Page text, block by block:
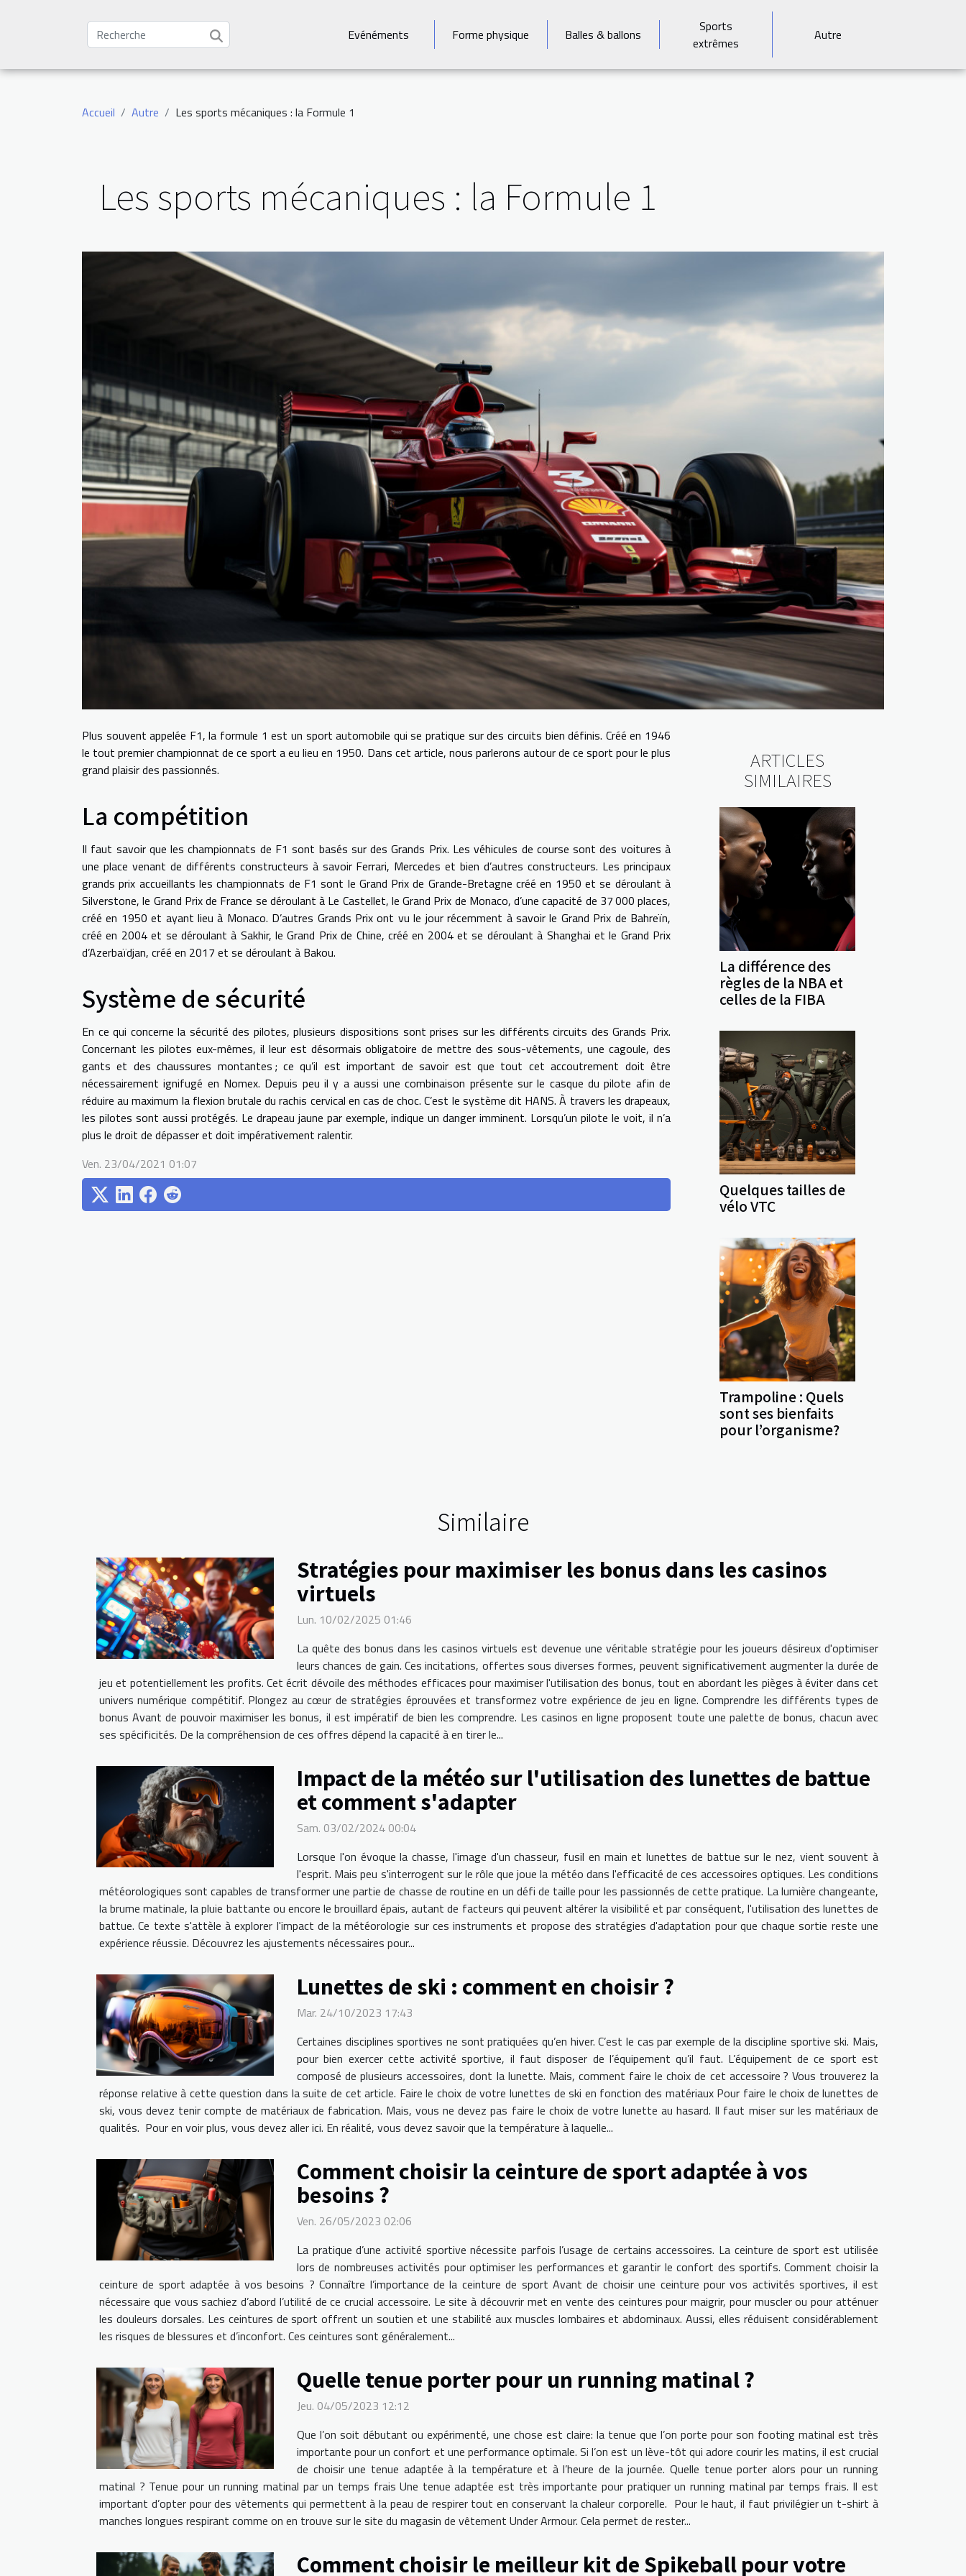
Evénéments Forme physique Balles & ballons
Sports
extrêmes
Autre
Accueil Autre Les sports mécaniques : la Formule 1
Les sports mécaniques : la Formule 1
Plus souvent appelée F1, la formule 1 est un sport automobile qui se pratique sur des circuits bien définis. Créé en 1946
le tout premier championnat de ce sport a eu lieu en 1950. Dans cet article, nous parlerons autour de ce sport pour le plus
grand plaisir des passionnés.
La compétition
Il faut savoir que les championnats de F1 sont basés sur des Grands Prix. Les véhicules de course sont des voitures à
une place venant de différents constructeurs à savoir Ferrari, Mercedes et bien d’autres constructeurs. Les principaux
grands prix accueillants les championnats de F1 sont le Grand Prix de Grande-Bretagne créé en 1950 et se déroulant à
Silverstone, le Grand Prix de France se déroulant à Le Castellet, le Grand Prix de Monaco, d’une capacité de 37 000 places,
créé en 1950 et ayant lieu à Monaco. D’autres Grands Prix ont vu le jour récemment à savoir le Grand Prix de Bahreïn,
créé en 2004 et se déroulant à Sakhir, le Grand Prix de Chine, créé en 2004 et se déroulant à Shanghai et le Grand Prix
d’Azerbaïdjan, créé en 2017 et se déroulant à Bakou.
Système de sécurité
En ce qui concerne la sécurité des pilotes, plusieurs dispositions sont prises sur les différents circuits des Grands Prix.
Concernant les pilotes eux-mêmes, il leur est désormais obligatoire de mettre des sous-vêtements, une cagoule, des
gants et des chaussures montantes ; ce qu’il est important de savoir est que tout cet accoutrement doit être
nécessairement ignifugé en Nomex. Depuis peu il y a aussi une combinaison présente sur le casque du pilote afin de
réduire au maximum la flexion brutale du rachis cervical en cas de choc. C’est le système dit HANS. À travers les drapeaux,
les pilotes sont aussi protégés. Le drapeau jaune par exemple, indique un danger imminent. Lorsqu’un pilote le voit, il n’a
plus le droit de dépasser et doit impérativement ralentir.
Ven. 23/04/2021 01:07
ARTICLES
SIMILAIRES
La différence des
règles de la NBA et
celles de la FIBA
Quelques tailles de
vélo VTC
Trampoline : Quels
sont ses bienfaits
pour l’organisme?
Similaire
Stratégies pour maximiser les bonus dans les casinos
virtuels
Lun. 10/02/2025 01:46
La quête des bonus dans les casinos virtuels est devenue une véritable stratégie pour les joueurs désireux d'optimiser
leurs chances de gain. Ces incitations, offertes sous diverses formes, peuvent significativement augmenter la durée de
jeu et potentiellement les profits. Cet écrit dévoile des méthodes efficaces pour maximiser l'utilisation des bonus, tout en abordant les pièges à éviter dans cet
univers numérique compétitif. Plongez au cœur de stratégies éprouvées et transformez votre expérience de jeu en ligne. Comprendre les différents types de
bonus Avant de pouvoir maximiser les bonus, il est impératif de bien les comprendre. Les casinos en ligne proposent toute une palette de bonus, chacun avec
ses spécificités. De la compréhension de ces offres dépend la capacité à en tirer le...
Impact de la météo sur l'utilisation des lunettes de battue
et comment s'adapter
Sam. 03/02/2024 00:04
Lorsque l'on évoque la chasse, l'image d'un chasseur, fusil en main et lunettes de battue sur le nez, vient souvent à
l'esprit. Mais peu s'interrogent sur le rôle que joue la météo dans l'efficacité de ces accessoires optiques. Les conditions
météorologiques sont capables de transformer une partie de chasse de routine en un défi de taille pour les passionnés de cette pratique. La lumière changeante,
la brume matinale, la pluie battante ou encore le brouillard épais, autant de facteurs qui peuvent altérer la visibilité et par conséquent, l'utilisation des lunettes de
battue. Ce texte s'attèle à explorer l'impact de la météorologie sur ces instruments et propose des stratégies d'adaptation pour que chaque sortie reste une
expérience réussie. Découvrez les ajustements nécessaires pour...
Lunettes de ski : comment en choisir ?
Mar. 24/10/2023 17:43
Certaines disciplines sportives ne sont pratiquées qu’en hiver. C’est le cas par exemple de la discipline sportive ski. Mais,
pour bien exercer cette activité sportive, il faut disposer de l’équipement qu’il faut. L’équipement de ce sport est
composé de plusieurs accessoires, dont la lunette. Mais, comment faire le choix de cet accessoire ? Vous trouverez la
réponse relative à cette question dans la suite de cet article. Faire le choix de votre lunettes de ski en fonction des matériaux Pour faire le choix de lunettes de
ski, vous devez tenir compte de matériaux de fabrication. Mais, vous ne devez pas faire le choix de votre lunette au hasard. Il faut miser sur les matériaux de
qualités. Pour en voir plus, vous devez aller ici. En réalité, vous devez savoir que la température à laquelle...
Comment choisir la ceinture de sport adaptée à vos
besoins ?
Ven. 26/05/2023 02:06
La pratique d’une activité sportive nécessite parfois l’usage de certains accessoires. La ceinture de sport est utilisée
lors de nombreuses activités pour optimiser les performances et garantir le confort des sportifs. Comment choisir la
ceinture de sport adaptée à vos besoins ? Connaître l’importance de la ceinture de sport Avant de choisir une ceinture pour vos activités sportives, il est
nécessaire que vous sachiez d’abord l’utilité de ce crucial accessoire. Le site à découvrir met en vente des ceintures pour maigrir, pour muscler ou pour atténuer
les douleurs dorsales. Les ceintures de sport offrent un soutien et une stabilité aux muscles lombaires et abdominaux. Aussi, elles réduisent considérablement
les risques de blessures et d’inconfort. Ces ceintures sont généralement...
Quelle tenue porter pour un running matinal ?
Jeu. 04/05/2023 12:12
Que l’on soit débutant ou expérimenté, une chose est claire: la tenue que l’on porte pour son footing matinal est très
importante pour un confort et une performance optimale. Si l’on est un lève-tôt qui adore courir les matins, il est crucial
de choisir une tenue adaptée à la température et à l’heure de la journée. Quelle tenue porter alors pour un running
matinal ? Tenue pour un running matinal par un temps frais Une tenue adaptée est très importante pour pratiquer un running matinal par temps frais. Il est
important d’opter pour des vêtements qui permettent à la peau de respirer tout en conservant la chaleur corporelle. Pour le haut, il faut privilégier un t-shirt à
manches longues respirant comme on en trouve sur le site du magasin de vêtement Under Armour. Cela permet de rester...
Comment choisir le meilleur kit de Spikeball pour votre